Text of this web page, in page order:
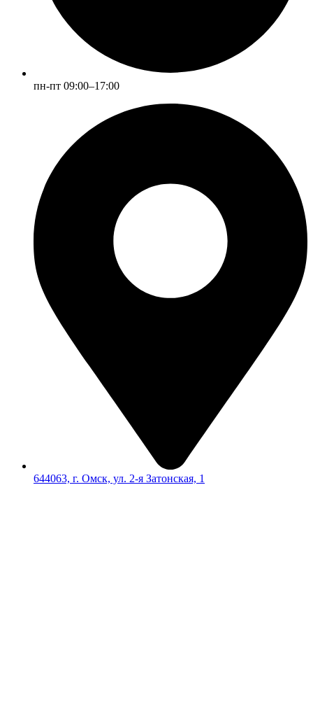
пн-пт 09:00–17:00
644063, г. Омск, ул. 2-я Затонская, 1